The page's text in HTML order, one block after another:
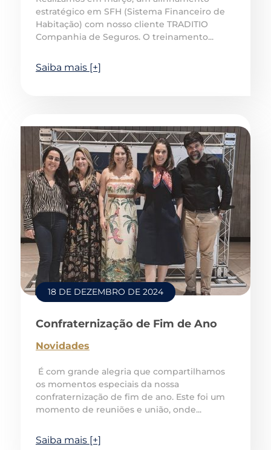
estratégico em SFH (Sistema Financeiro de
Habitação) com nosso cliente TRADITIO
Companhia de Seguros. O treinamento...
Saiba mais [+]
18 DE DEZEMBRO DE 2024
Confraternização de Fim de Ano
Novidades
É com grande alegria que compartilhamos
os momentos especiais da nossa
confraternização de fim de ano. Este foi um
momento de reuniões e união, onde...
Saiba mais [+]